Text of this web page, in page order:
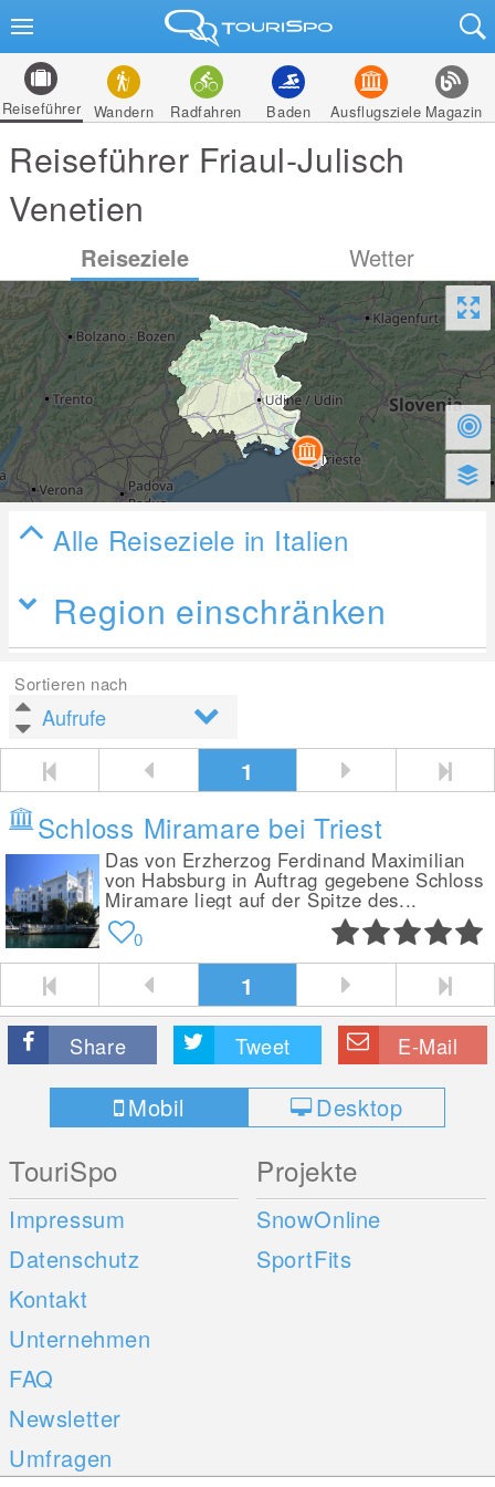
Reiseführer Wandern Radfahren Baden Ausflugsziele Magazin
Reiseführer Friaul-Julisch
Venetien
Reiseziele Wetter
Alle Reiseziele in Italien
Region einschränken
Sortieren nach
1
Schloss Miramare bei Triest
Das von Erzherzog Ferdinand Maximilian
von Habsburg in Auftrag gegebene Schloss
Miramare liegt auf der Spitze des...
0
1
Share Tweet E-Mail
Mobil Desktop
TouriSpo
Impressum
Datenschutz
Kontakt
Unternehmen
FAQ
Newsletter
Umfragen
Projekte
SnowOnline
SportFits